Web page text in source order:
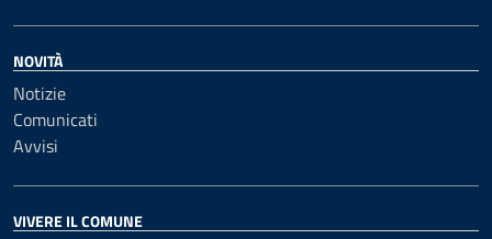
NOVITÀ
Notizie
Comunicati
Avvisi
VIVERE IL COMUNE